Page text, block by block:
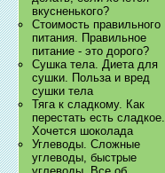
вкусненького?
Стоимость правильного
питания. Правильное
питание - это дорого?
Сушка тела. Диета для
сушки. Польза и вред
сушки тела
Тяга к сладкому. Как
перестать есть сладкое.
Хочется шоколада
Углеводы. Сложные
углеводы, быстрые